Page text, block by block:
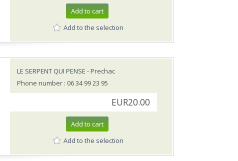
Add to cart
Add to the selection
LE SERPENT QUI PENSE - Prechac
Phone number : 06 34 99 23 95
EUR20.00
Add to cart
Add to the selection